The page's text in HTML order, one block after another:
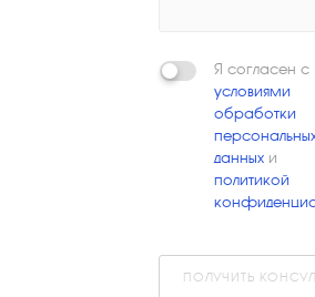
Я согласен с
условиями
обработки
данных и
политикой
ПОЛУЧИТЬ